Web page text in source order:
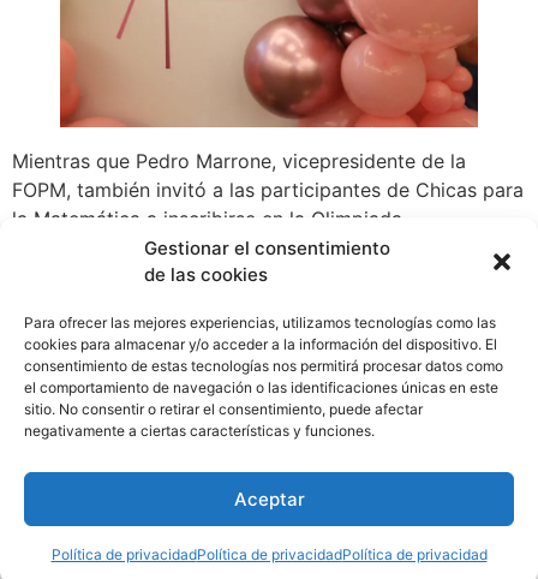
Gestionar el consentimiento
de las cookies
Para ofrecer las mejores experiencias, utilizamos tecnologías como las
cookies para almacenar y/o acceder a la información del dispositivo. El
consentimiento de estas tecnologías nos permitirá procesar datos como
el comportamiento de navegación o las identificaciones únicas en este
sitio. No consentir o retirar el consentimiento, puede afectar
negativamente a ciertas características y funciones.
Aceptar
Política de privacidadPolítica de privacidadPolítica de privacidad
Mientras que Pedro Marrone, vicepresidente de la
FOPM, también invitó a las participantes de Chicas para
la Matemática a inscribirse en la Olimpiada
Panamericana de Matemáticas para chicas, la cual “abre
la posibilidad de participar en otras olimpiadas
universidades más importantes del mundo.
Próximamente compartiremos los detalles para
inscribirse en la página web de la FOMP,
WhatsApp
Compartir
estudiantes
matematicas,niñas,Panamá